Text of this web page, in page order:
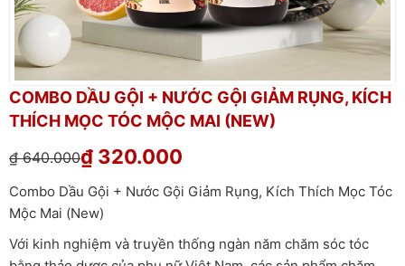
COMBO DẦU GỘI + NƯỚC GỘI GIẢM RỤNG, KÍCH
THÍCH MỌC TÓC MỘC MAI (NEW)
₫640.000₫ 320.000
Combo Dầu Gội + Nước Gội Giảm Rụng, Kích Thích Mọc Tóc
Mộc Mai (New)
Với kinh nghiệm và truyền thống ngàn năm chăm sóc tóc